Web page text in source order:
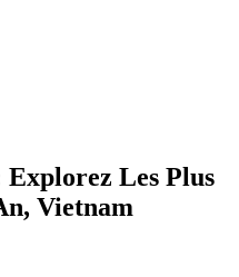
Les Plus
Vietnam